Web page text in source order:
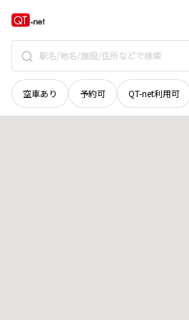
空車あり 予約可 QT-net利用可
広島県